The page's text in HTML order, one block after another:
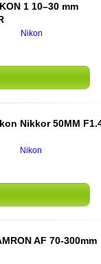
1 10–30 mm
Nikon
Nikkor 50MM
Nikon
AF 70-300mm